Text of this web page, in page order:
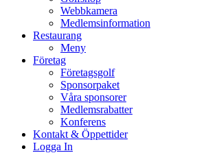
Webbkamera
Medlemsinformation
Restaurang
Meny
Företag
Företagsgolf
Sponsorpaket
Våra sponsorer
Medlemsrabatter
Konferens
Kontakt & Öppettider
Logga In